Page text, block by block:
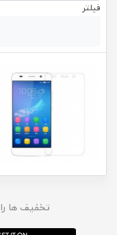
فیلتر
تخفیف ها